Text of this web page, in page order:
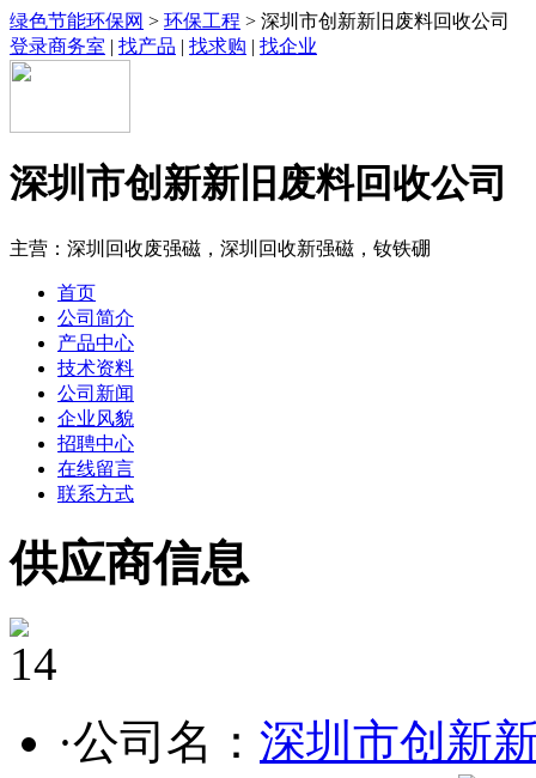
绿色节能环保网 > 环保工程 > 深圳市创新新旧废料回收公司
登录商务室 | 找产品 | 找求购 | 找企业
深圳市创新新旧废料回收公司
主营：深圳回收废强磁，深圳回收新强磁，钕铁硼
首页
公司简介
产品中心
技术资料
公司新闻
企业风貌
招聘中心
在线留言
联系方式
供应商信息
14
·公司名： 深圳市创新